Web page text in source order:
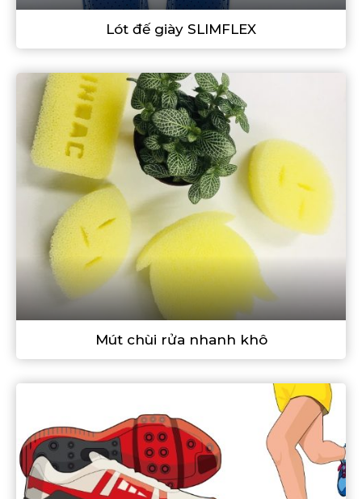
Lót đế giày SLIMFLEX
Mút chùi rửa nhanh khô